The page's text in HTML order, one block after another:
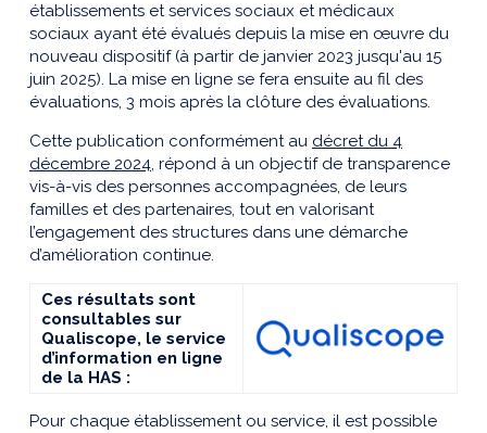
établissements et services sociaux et médicaux
sociaux ayant été évalués depuis la mise en œuvre du
nouveau dispositif (à partir de janvier 2023 jusqu'au 15
juin 2025). La mise en ligne se fera ensuite au fil des
évaluations, 3 mois après la clôture des évaluations.
Cette publication conformément au décret du 4
décembre 2024, répond à un objectif de transparence
vis-à-vis des personnes accompagnées, de leurs
familles et des partenaires, tout en valorisant
l’engagement des structures dans une démarche
d’amélioration continue.
Ces résultats sont
consultables sur
Qualiscope, le service
d’information en ligne
de la HAS :
Pour chaque établissement ou service, il est possible